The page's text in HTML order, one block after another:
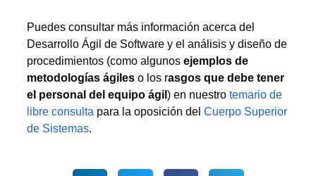
Puedes consultar más información acerca del
Desarrollo Ágil de Software y el análisis y diseño de
procedimientos (como algunos ejemplos de
metodologías ágileso los rasgos que debe tener
el personal del equipo ágil ) en nuestro temario de
libre consulta para la oposición del Cuerpo Superior
de Sistemas.